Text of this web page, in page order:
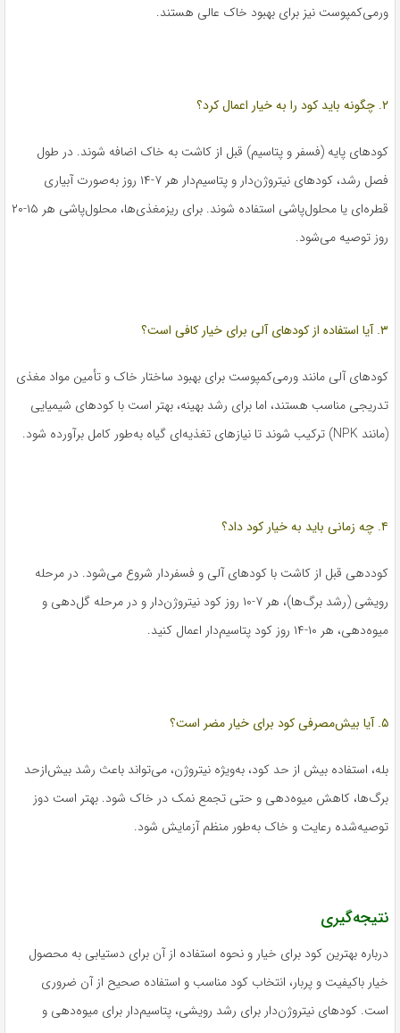
ورمی‌کمپوست نیز برای بهبود خاک عالی هستند.
۲. چگونه باید کود را به خیار اعمال کرد؟
کودهای پایه (فسفر و پتاسیم) قبل از کاشت به خاک اضافه شوند. در طول
فصل رشد، کودهای نیتروژن‌دار و پتاسیم‌دار هر ۷-۱۴ روز به‌صورت آبیاری
قطره‌ای یا محلول‌پاشی استفاده شوند. برای ریزمغذی‌ها، محلول‌پاشی هر ۱۵-۲۰
روز توصیه می‌شود.
۳. آیا استفاده از کودهای آلی برای خیار کافی است؟
کودهای آلی مانند ورمی‌کمپوست برای بهبود ساختار خاک و تأمین مواد مغذی
تدریجی مناسب هستند، اما برای رشد بهینه، بهتر است با کودهای شیمیایی
(مانند NPK) ترکیب شوند تا نیازهای تغذیه‌ای گیاه به‌طور کامل برآورده شود.
۴. چه زمانی باید به خیار کود داد؟
کوددهی قبل از کاشت با کودهای آلی و فسفر‌دار شروع می‌شود. در مرحله
رویشی (رشد برگ‌ها)، هر ۷-۱۰ روز کود نیتروژن‌دار و در مرحله گل‌دهی و
میوه‌دهی، هر ۱۰-۱۴ روز کود پتاسیم‌دار اعمال کنید.
۵. آیا بیش‌مصرفی کود برای خیار مضر است؟
بله، استفاده بیش از حد کود، به‌ویژه نیتروژن، می‌تواند باعث رشد بیش‌ازحد
برگ‌ها، کاهش میوه‌دهی و حتی تجمع نمک در خاک شود. بهتر است دوز
توصیه‌شده رعایت و خاک به‌طور منظم آزمایش شود.
نتیجه‌گیری
درباره بهترین کود برای خیار و نحوه استفاده از آن برای دستیابی به محصول
خیار باکیفیت و پربار، انتخاب کود مناسب و استفاده صحیح از آن ضروری
است. کودهای نیتروژن‌دار برای رشد رویشی، پتاسیم‌دار برای میوه‌دهی و